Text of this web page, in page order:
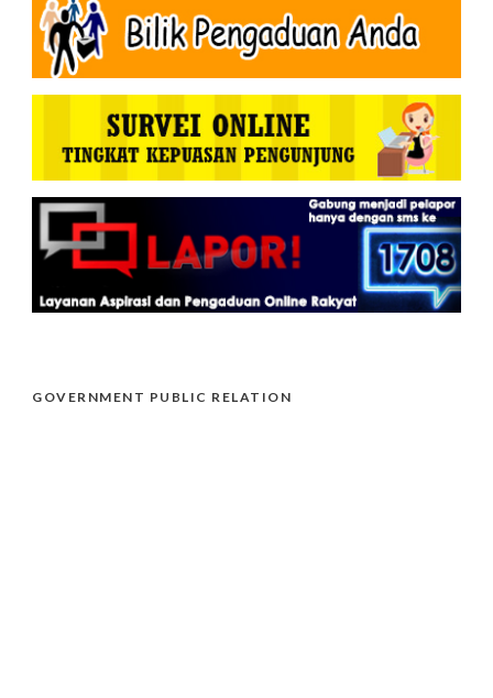
GOVERNMENT PUBLIC RELATION